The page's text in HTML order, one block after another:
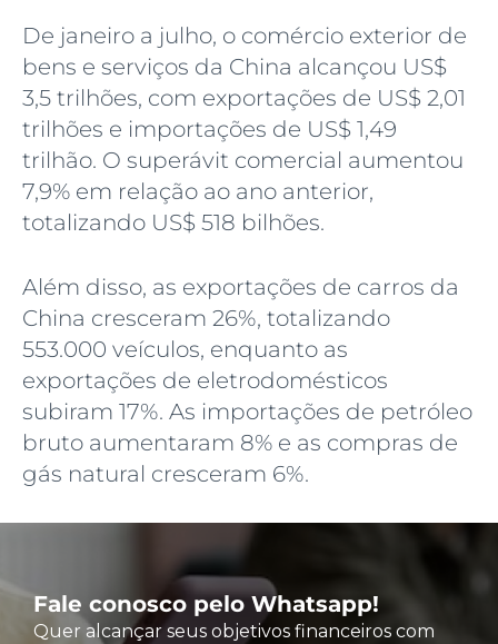
De janeiro a julho, o comércio exterior de
bens e serviços da China alcançou US$
3,5 trilhões, com exportações de US$ 2,01
trilhões e importações de US$ 1,49
trilhão. O superávit comercial aumentou
7,9% em relação ao ano anterior,
totalizando US$ 518 bilhões.
Além disso, as exportações de carros da
China cresceram 26%, totalizando
553.000 veículos, enquanto as
exportações de eletrodomésticos
subiram 17%. As importações de petróleo
bruto aumentaram 8% e as compras de
gás natural cresceram 6%.
Fale conosco pelo Whatsapp!
Quer alcançar seus objetivos financeiros com